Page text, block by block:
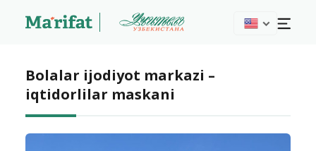
Bolalar ijodiyot markazi –
iqtidorlilar maskani